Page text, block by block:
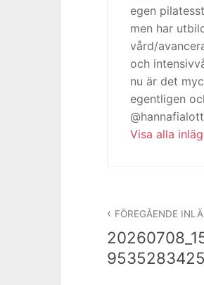
egen
men har
vård/
och
nu är det
egentligen
Visa alla
FÖREGÅENDE